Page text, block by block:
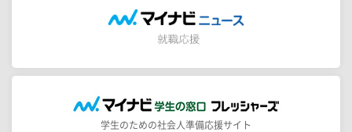
学生のための社会人準備応援サイト